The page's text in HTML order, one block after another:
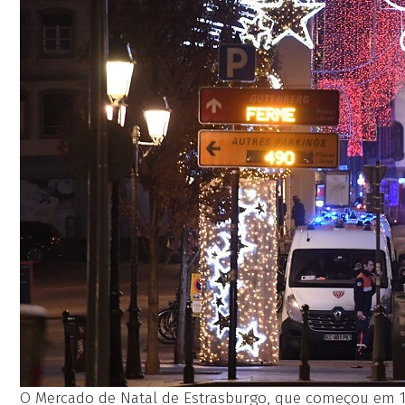
O Mercado de Natal de Estrasburgo, que começou